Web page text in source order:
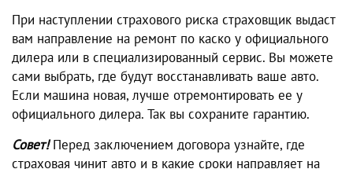
При наступлении страхового риска страховщик выдаст
вам направление на ремонт по каско у официального
дилера или в специализированный сервис. Вы можете
сами выбрать, где будут восстанавливать ваше авто.
Если машина новая, лучше отремонтировать ее у
официального дилера. Так вы сохраните гарантию.
Совет!Перед заключением договора узнайте, где
страховая чинит авто и в какие сроки направляет на